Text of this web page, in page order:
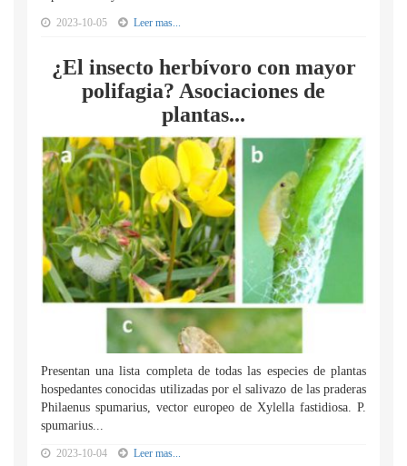
2023-10-05 Leer mas...
¿El insecto herbívoro con mayor
polifagia? Asociaciones de
plantas...
Presentan una lista completa de todas las especies de plantas
hospedantes conocidas utilizadas por el salivazo de las praderas
Philaenus spumarius, vector europeo de Xylella fastidiosa. P.
spumarius...
2023-10-04 Leer mas...